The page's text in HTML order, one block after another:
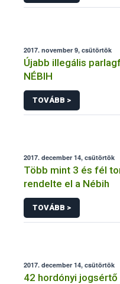
2017. november 9, csütörtök
Újabb illegális
NÉBIH
TOVÁBB >
2017. december 14, csütörtök
Több mint 3 és fél
rendelte el a Nébih
TOVÁBB >
2017. december 14, csütörtök
42 hordónyi